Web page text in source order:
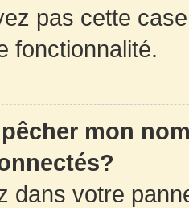
pas cette
fonctionnalité.
mon
dans votre